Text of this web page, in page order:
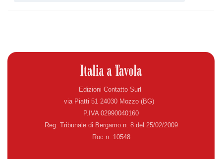
Edizioni Contatto Surl
via Piatti 51 24030 Mozzo (BG)
P.IVA 02990040160
Reg. Tribunale di Bergamo n. 8 del 25/02/2009
Roc n. 10548